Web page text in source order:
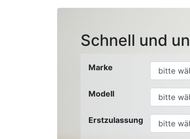
Schnell und
Marke
Modell
Erstzulassung